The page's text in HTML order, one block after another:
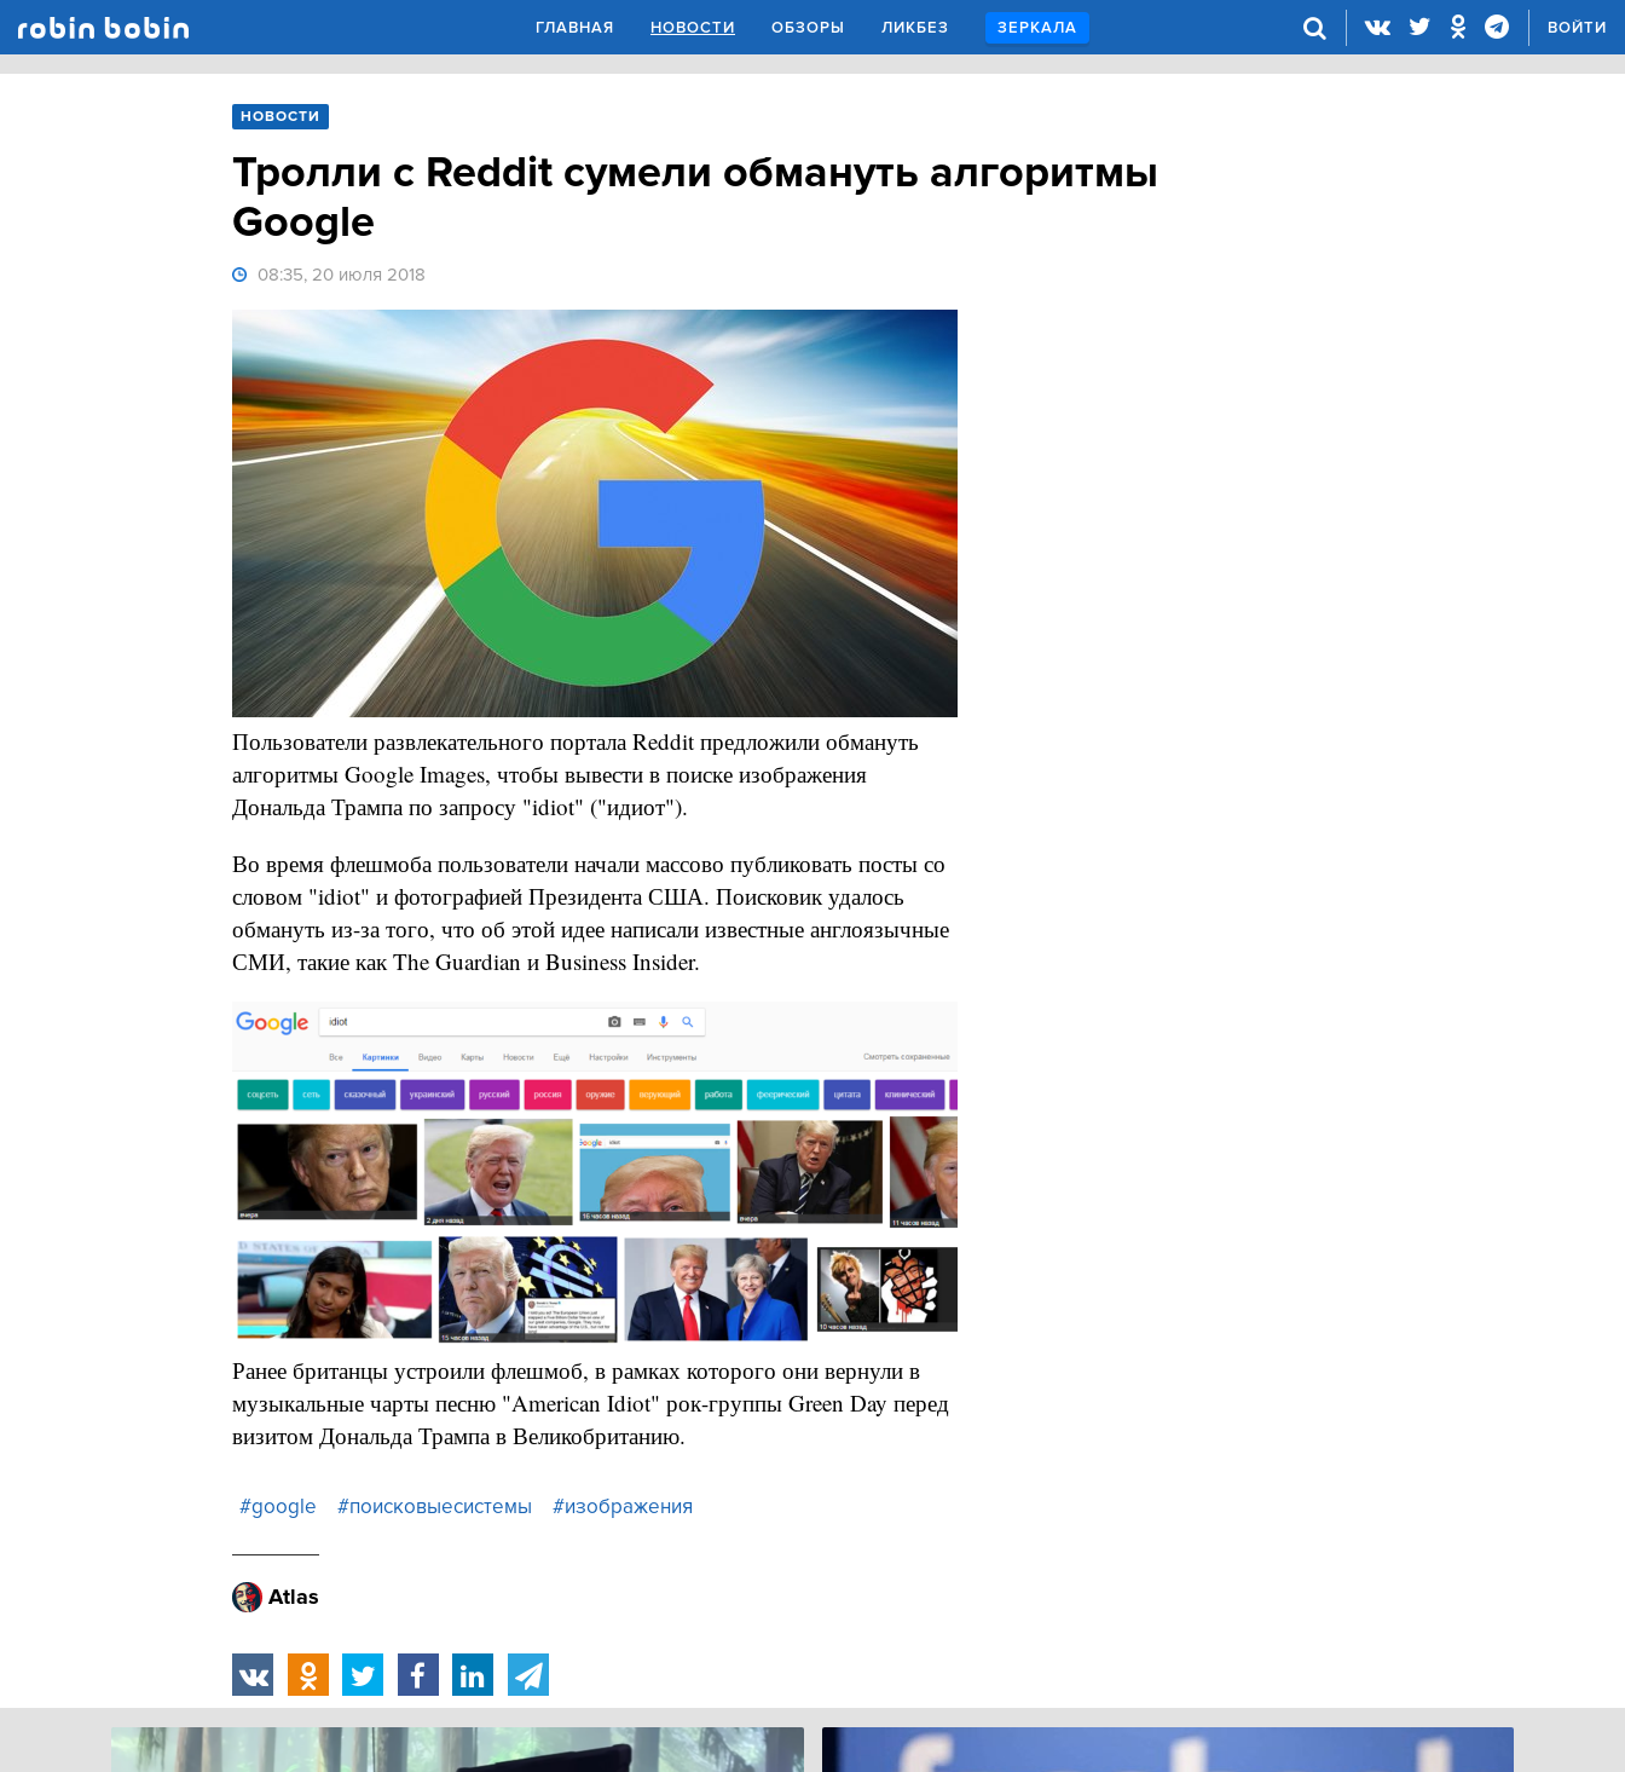
ГЛАВНАЯ НОВОСТИ ОБЗОРЫ ЛИКБЕЗ ЗЕРКАЛА ВОЙТИ
НОВОСТИ
Тролли с Reddit сумели обмануть алгоритмы
Google
08:35, 20 июля 2018
Пользователи развлекательного портала Reddit предложили обмануть
алгоритмы Google Images, чтобы вывести в поиске изображения
Дональда Трампа по запросу "idiot" ("идиот").
Во время флешмоба пользователи начали массово публиковать посты со
словом "idiot" и фотографией Президента США. Поисковик удалось
обмануть из-за того, что об этой идее написали известные англоязычные
СМИ, такие как The Guardian и Business Insider.
Ранее британцы устроили флешмоб, в рамках которого они вернули в
музыкальные чарты песню "American Idiot" рок-группы Green Day перед
визитом Дональда Трампа в Великобританию.
#google #поисковыесистемы #изображения
Atlas